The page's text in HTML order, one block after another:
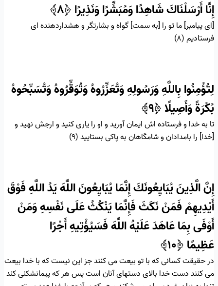
إِنَّا أَرْسَلْنَاكَ شَاهِدًا وَمُبَشِّرًا وَنَذِيرًا ﴿۸﴾
[اى پيامبر] ما تو را [به سمت] گواه و بشارتگر و هشداردهنده‏ اى
فرستاديم (۸)
لِتُؤْمِنُوا بِاللَّهِ وَرَسُولِهِ وَتُعَزِّرُوهُ وَتُوَقِّرُوهُ وَتُسَبِّحُوهُ
بُكْرَةً وَأَصِيلًا﴿۹﴾
تا به خدا و فرستاده‏ اش ايمان آوريد و او را يارى كنيد و ارجش نهيد و
[خدا] را بامدادان و شامگاهان به پاكى بستاييد (۹)
إِنَّ الَّذِينَ يُبَايِعُونَكَ إِنَّمَا يُبَايِعُونَ اللَّهَ يَدُ اللَّهِ فَوْقَ
أَيْدِيهِمْ فَمَنْ نَكَثَ فَإِنَّمَا يَنْكُثُ عَلَى نَفْسِهِ وَمَنْ
أَوْفَى بِمَا عَاهَدَ عَلَيْهُ اللَّهَ فَسَيُؤْتِيهِ أَجْرًا
عَظِيمًا ﴿۱۰﴾
در حقيقت كسانى كه با تو بيعت مى كنند جز اين نيست كه با خدا بيعت
مى كنند دست ‏خدا بالاى دستهاى آنان است پس هر كه پيمان‏شكنى كند